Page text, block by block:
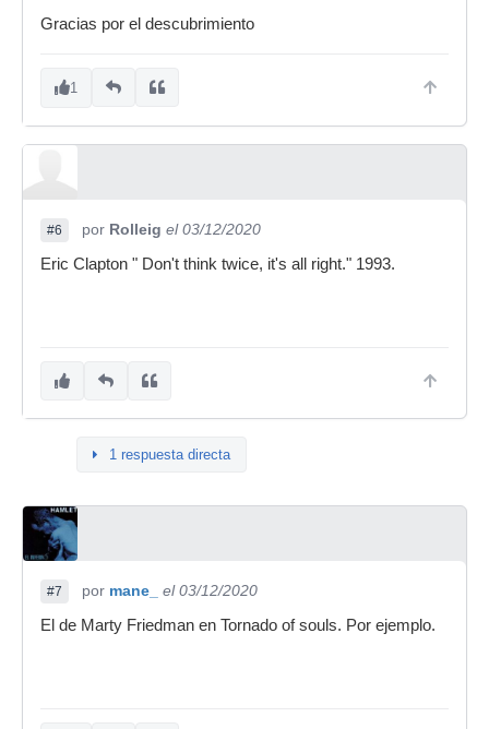
Gracias por el descubrimiento
1
#6 por Rolleig el 03/12/2020
Eric Clapton " Don't think twice, it's all right." 1993.
1 respuesta directa
#7 por mane_
el 03/12/2020
El de Marty Friedman en Tornado of souls. Por ejemplo.